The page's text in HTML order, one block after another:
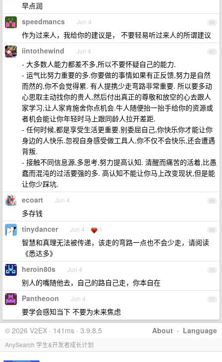
早点润
66
speedmancs Jun 4
作为过来人，我给你的建议是， 不要轻易听过来人的所谓建议
67
iintothewind Jun 4
- 大多数人能力都差不多,所以不要怀疑自己的能力.
- 运气比努力重要的多.你要做的事情如果有正反馈,努力是自然
而然的,你不会觉得累. 有人提携少走弯路非常重要. 所以要多动
心思取主动找你的贵人,然后付出真正的尊敬和放空的心去跟人
家学习,让人家肯施舍你点机会.牛人随便抬一抬手给你的资源或
者机会能让你年轻时马上跟同龄人拉开差距.
- 任何时候,都是享受生活更重要.别委屈自己,你快乐你才能让你
身边的人快乐.忽视自身感受做工具人,你不仅不会快乐,还会遭遇
背叛.
- 接触不同信息源,多思考,努力提高认知. 清醒而痛苦的活着,比愚
蠢而混沌的过活要强的多. 高认知不能让你马上改变现状,但是能
让你少踩坑.
68
ecoart Jun 4
多存钱
69
tinydancer Jun 4 1
智慧和真理无法被传递，该走的弯路一点也不会少走，请阅读
《悉达多》
70
heroin80s Jun 4
别人的嘴随他去，自己的路自己走，你本自在
71
Pantheoon Jun 4
要学会感知当下 不要为未来焦虑
About · Language
© 2026 V2EX · 141ms · 3.9.8.5
AnySearch 学生&开发者成长计划